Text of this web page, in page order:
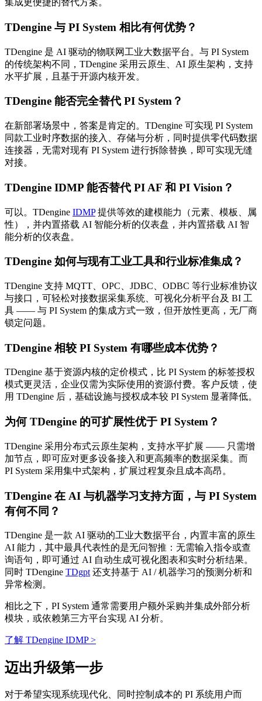
集成更便捷的替代方案。
TDengine 与 PI System 相比有何优势？
TDengine 是 AI 驱动的物联网工业大数据平台。与 PI System
的传统架构不同，TDengine 采用云原生、AI 原生架构，支持
水平扩展，且基于开源内核开发。
TDengine 能否完全替代 PI System？
在新部署场景中，答案是肯定的。TDengine 可实现 PI System
同款工业时序数据的接入、存储与分析，同时提供零代码数据
连接器，无需对现有 PI System 进行拆除替换，即可实现无缝
对接。
TDengine IDMP 能否替代 PI AF 和 PI Vision？
可以。TDengine IDMP提供等效的建模能力（元素、模板、属
性），并内置搭载 AI 智能分析的仪表盘，并内置搭载 AI 智
能分析的仪表盘。
TDengine 如何与现有工业工具和行业标准集成？
TDengine 支持 MQTT、OPC、JDBC、ODBC 等行业标准协议
与接口，可轻松对接数据采集系统、可视化分析平台及 BI 工
具 —— 与 PI System 的集成方式一致，但开放性更高，无厂商
锁定问题。
TDengine 相较 PI System 有哪些成本优势？
TDengine 基于资源内核的定价模式，比 PI System 的标签授权
模式更灵活，企业仅需为实际使用的资源付费。客户反馈，使
用 TDengine 后，基础设施与授权成本较 PI System 显著降低。
为何 TDengine 的可扩展性优于 PI System？
TDengine 采用分布式云原生架构，支持水平扩展 —— 只需增
加节点，即可应对更多设备接入和更高频率的数据采集。而
PI System 采用集中式架构，扩展过程复杂且成本高昂。
TDengine 在 AI 与机器学习支持方面，与 PI System
有何不同？
TDengine 是一款 AI 驱动的工业大数据平台，内置丰富的原生
AI 能力，其中最具代表性的是无问智推：无需输入指令或查
询语句，即可通过 AI 自动生成可视化图表和实时分析结果。
同时 TDengine TDgpt 还支持基于 AI / 机器学习的预测分析和
异常检测。
相比之下，PI System 通常需要用户额外采购并集成外部分析
模块，或依赖第三方平台实现 AI 分析。
了解 TDengine IDMP >
迈出升级第一步
对于希望实现系统现代化、同时控制成本的 PI 系统用户而